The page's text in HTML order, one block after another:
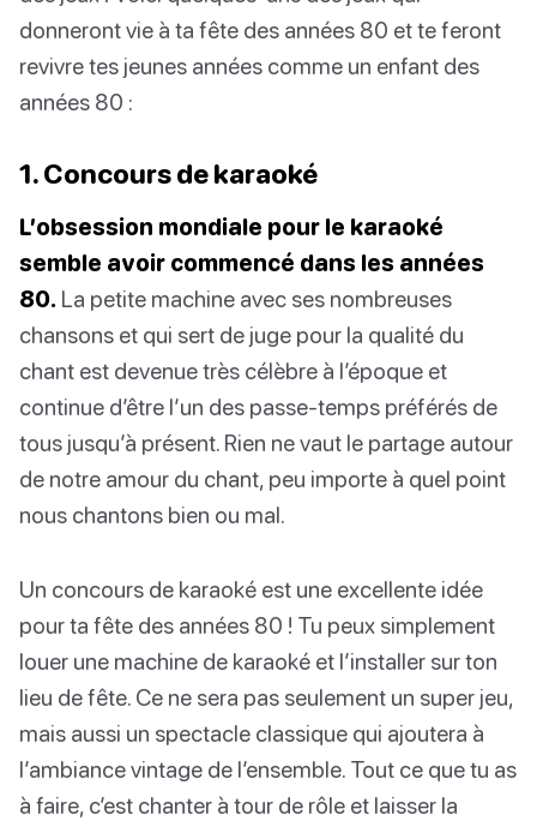
donneront vie à ta fête des années 80 et te feront
revivre tes jeunes années comme un enfant des
années 80 :
1. Concours de karaoké
L’obsession mondiale pour le karaoké
semble avoir commencé dans les années
80. La petite machine avec ses nombreuses
chansons et qui sert de juge pour la qualité du
chant est devenue très célèbre à l’époque et
continue d’être l’un des passe-temps préférés de
tous jusqu’à présent. Rien ne vaut le partage autour
de notre amour du chant, peu importe à quel point
nous chantons bien ou mal.
Un concours de karaoké est une excellente idée
pour ta fête des années 80 ! Tu peux simplement
louer une machine de karaoké et l’installer sur ton
lieu de fête. Ce ne sera pas seulement un super jeu,
mais aussi un spectacle classique qui ajoutera à
l’ambiance vintage de l’ensemble. Tout ce que tu as
à faire, c’est chanter à tour de rôle et laisser la